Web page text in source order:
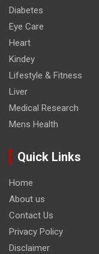
Diabetes
Eye Care
Heart
Kindey
Lifestyle & Fitness
Liver
Medical Research
Mens Health
Quick Links
Home
About us
Contact Us
Privacy Policy
Disclaimer